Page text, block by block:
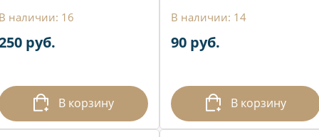
наличии: 16
руб.
В корзину
В наличии: 14
90 руб.
В корзину